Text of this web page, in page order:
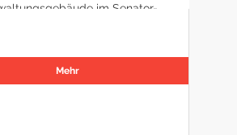
im Senator-
Mehr